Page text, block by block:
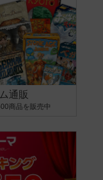
通販
商品を販売中